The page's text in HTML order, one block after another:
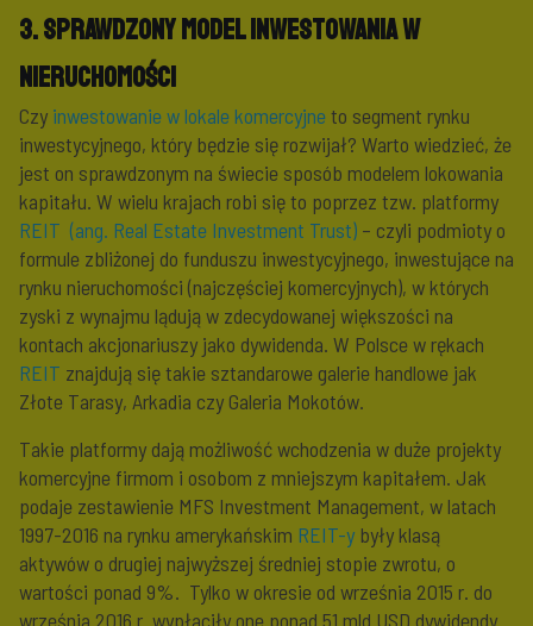
3. Sprawdzony model inwestowania w
nieruchomości
Czy inwestowanie w lokale komercyjneto segment rynku
inwestycyjnego, który będzie się rozwijał? Warto wiedzieć, że
jest on sprawdzonym na świecie sposób modelem lokowania
kapitału. W wielu krajach robi się to poprzez tzw. platformy
REIT (ang. Real Estate Investment Trust) – czyli podmioty o
formule zbliżonej do funduszu inwestycyjnego, inwestujące na
rynku nieruchomości (najczęściej komercyjnych), w których
zyski z wynajmu lądują w zdecydowanej większości na
kontach akcjonariuszy jako dywidenda. W Polsce w rękach
REIT znajdują się takie sztandarowe galerie handlowe jak
Złote Tarasy, Arkadia czy Galeria Mokotów.
Takie platformy dają możliwość wchodzenia w duże projekty
komercyjne firmom i osobom z mniejszym kapitałem. Jak
podaje zestawienie MFS Investment Management, w latach
1997-2016 na rynku amerykańskim REIT-y były klasą
aktywów o drugiej najwyższej średniej stopie zwrotu, o
wartości ponad 9%. Tylko w okresie od września 2015 r. do
września 2016 r. wypłaciły one ponad 51 mld USD dywidendy